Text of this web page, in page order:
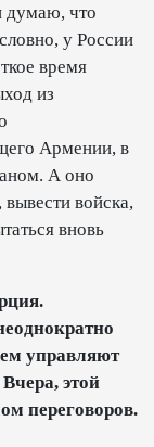
думаю, что
у России
время
из
Армении, в
А оно
войска,
вновь
управляют
этой
переговоров.